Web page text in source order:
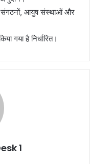
संगठनों, आयुष संस्थाओं और
गया है निर्धारित।
1